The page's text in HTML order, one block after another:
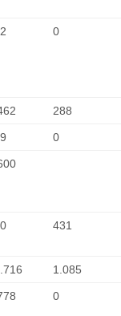
0
288
0
431
1.085
0